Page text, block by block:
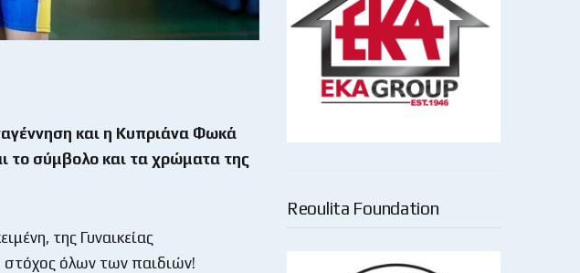
και η Κυπριάνα Φωκά
το σύμβολο και τα χρώματα της
της Γυναικείας
στόχος όλων των παιδιών!
Reoulita Foundation